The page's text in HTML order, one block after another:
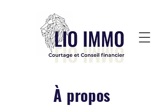
À propos